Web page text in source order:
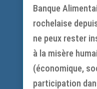
Banque
rochelaise
ne peux rester
à la misère
(économique,
participation